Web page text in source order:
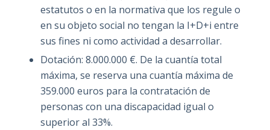
estatutos o en la normativa que los regule o
en su objeto social no tengan la I+D+i entre
sus fines ni como actividad a desarrollar.
Dotación: 8.000.000 €. De la cuantía total
máxima, se reserva una cuantía máxima de
359.000 euros para la contratación de
personas con una discapacidad igual o
superior al 33%.